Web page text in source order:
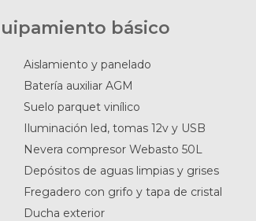
básico
Aislamiento y panelado
Batería auxiliar AGM
Suelo parquet vinílico
Iluminación led, tomas 12v y USB
Nevera compresor Webasto 50L
Depósitos de aguas limpias y grises
Fregadero con grifo y tapa de cristal
Ducha exterior